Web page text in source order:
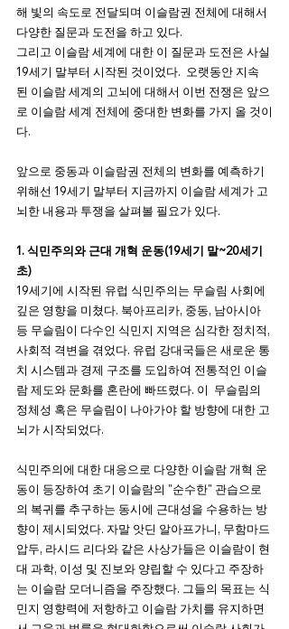
해 빛의 속도로 전달되며 이슬람권 전체에 대해서
다양한 질문과 도전을 하고 있다.
그리고 이슬람 세계에 대한 이 질문과 도전은 사실
19세기 말부터 시작된 것이었다.  오랫동안 지속
된 이슬람 세계의 고뇌에 대해서 이번 전쟁은 앞으
로 이슬람 세계 전체에 중대한 변화를 가지 올 것이
다.
앞으로 중동과 이슬람권 전체의 변화를 예측하기
위해선 19세기 말부터 지금까지 이슬람 세계가 고
뇌한 내용과 투쟁을 살펴볼 필요가 있다.
1. 식민주의와 근대 개혁 운동(19세기 말~20세기
초)
19세기에 시작된 유럽 식민주의는 무슬림 사회에
깊은 영향을 미쳤다. 북아프리카, 중동, 남아시아
등 무슬림이 다수인 식민지 지역은 심각한 정치적,
사회적 격변을 겪었다. 유럽 ​​강대국들은 새로운 통
치 시스템과 경제 구조를 도입하여 전통적인 이슬
람 제도와 문화를 혼란에 빠뜨렸다. 이  무슬림의
정체성 혹은 무슬림이 나아가야 할 방향에 대한 고
뇌가 시작되었다.
식민주의에 대한 대응으로 다양한 이슬람 개혁 운
동이 등장하여 초기 이슬람의 "순수한" 관습으로
의 복귀를 추구하는 동시에 근대성을 수용하는 방
향이 제시되었다. 자말 앗딘 알아프가니, 무함마드
압두, 라시드 리다와 같은 사상가들은 이슬람이 현
대 과학, 이성 및 진보와 양립할 수 있다고 주장하
는 이슬람 모더니즘을 주장했다. 그들의 목표는 식
민지 영향력에 저항하고 이슬람 가치를 유지하면